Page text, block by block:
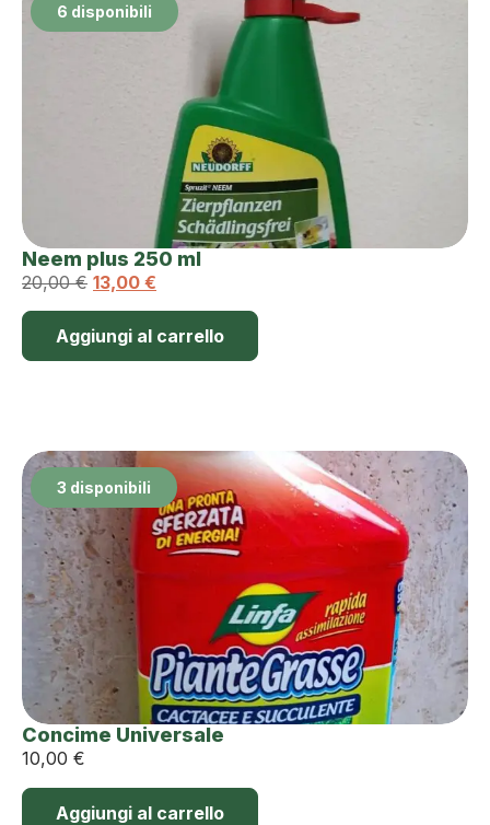
6 disponibili
Neem plus 250 ml
20,00€ 13,00 €
Aggiungi al carrello
3 disponibili
Concime Universale
10,00 €
Aggiungi al carrello